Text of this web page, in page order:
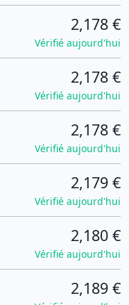
2,178 €
Vérifié aujourd'hui
2,178 €
Vérifié aujourd'hui
2,178 €
Vérifié aujourd'hui
2,179 €
Vérifié aujourd'hui
2,180 €
Vérifié aujourd'hui
2,189 €